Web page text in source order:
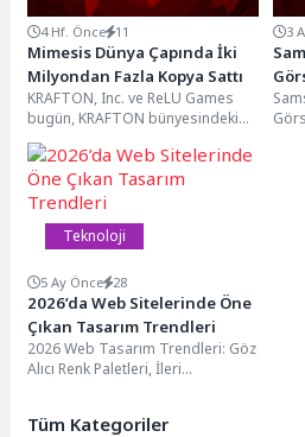
4 Hf. Önce 11
Mimesis Dünya Çapında İki
Milyondan Fazla Kopya Sattı
KRAFTON, Inc. ve ReLU Games
bugün, KRAFTON bünyesindeki
oyun stüdyosu ReLU Games
tarafından geliştirilen dört...
3
Teknoloji
5 Ay Önce 28
2026’da Web Sitelerinde Öne
Çıkan Tasarım Trendleri
2026 Web Tasarım Trendleri: Göz
Alıcı Renk Paletleri, İleri
Tüm Kategoriler